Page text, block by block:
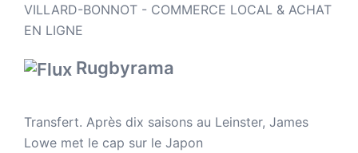
VILLARD-BONNOT - COMMERCE LOCAL & ACHAT
EN LIGNE
Rugbyrama
Transfert. Après dix saisons au Leinster, James
Lowe met le cap sur le Japon